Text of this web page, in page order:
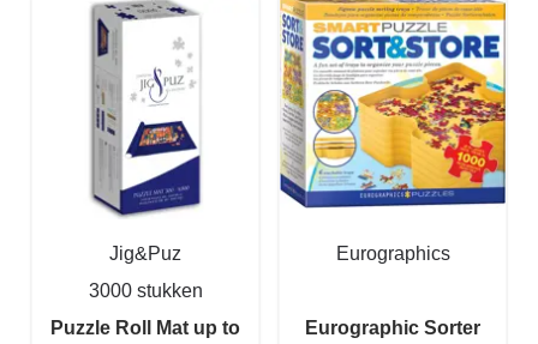
Jig&Puz
3000 stukken
Puzzle Roll Mat up to
Eurographics
Eurographic Sorter